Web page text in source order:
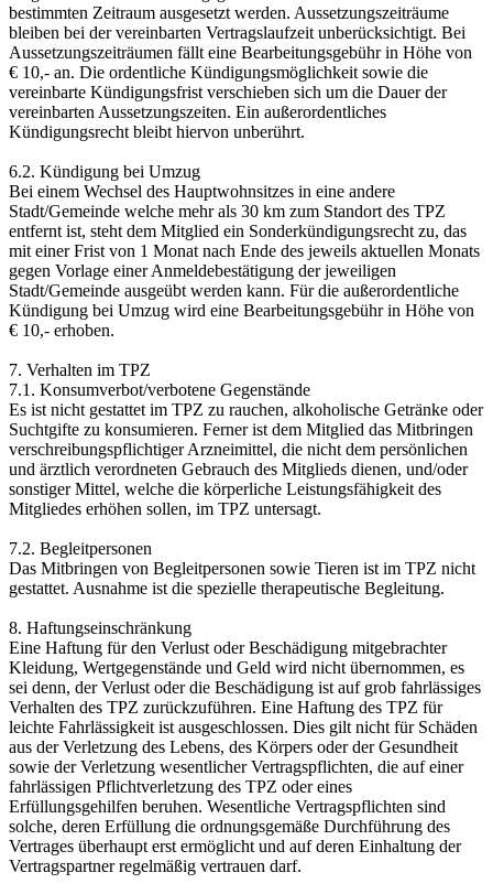
bestimmten Zeitraum ausgesetzt werden. Aussetzungszeiträume
bleiben bei der vereinbarten Vertragslaufzeit unberücksichtigt. Bei
Aussetzungszeiträumen fällt eine Bearbeitungsgebühr in Höhe von
€ 10,- an. Die ordentliche Kündigungsmöglichkeit sowie die
vereinbarte Kündigungsfrist verschieben sich um die Dauer der
vereinbarten Aussetzungszeiten. Ein außerordentliches
Kündigungsrecht bleibt hiervon unberührt.
6.2. Kündigung bei Umzug
Bei einem Wechsel des Hauptwohnsitzes in eine andere
Stadt/Gemeinde welche mehr als 30 km zum Standort des TPZ
entfernt ist, steht dem Mitglied ein Sonderkündigungsrecht zu, das
mit einer Frist von 1 Monat nach Ende des jeweils aktuellen Monats
gegen Vorlage einer Anmeldebestätigung der jeweiligen
Stadt/Gemeinde ausgeübt werden kann. Für die außerordentliche
Kündigung bei Umzug wird eine Bearbeitungsgebühr in Höhe von
€ 10,- erhoben.
7. Verhalten im TPZ
7.1. Konsumverbot/verbotene Gegenstände
Es ist nicht gestattet im TPZ zu rauchen, alkoholische Getränke oder
Suchtgifte zu konsumieren. Ferner ist dem Mitglied das Mitbringen
verschreibungspflichtiger Arzneimittel, die nicht dem persönlichen
und ärztlich verordneten Gebrauch des Mitglieds dienen, und/oder
sonstiger Mittel, welche die körperliche Leistungsfähigkeit des
Mitgliedes erhöhen sollen, im TPZ untersagt.
7.2. Begleitpersonen
Das Mitbringen von Begleitpersonen sowie Tieren ist im TPZ nicht
gestattet. Ausnahme ist die spezielle therapeutische Begleitung.
8. Haftungseinschränkung
Eine Haftung für den Verlust oder Beschädigung mitgebrachter
Kleidung, Wertgegenstände und Geld wird nicht übernommen, es
sei denn, der Verlust oder die Beschädigung ist auf grob fahrlässiges
Verhalten des TPZ zurückzuführen. Eine Haftung des TPZ für
leichte Fahrlässigkeit ist ausgeschlossen. Dies gilt nicht für Schäden
aus der Verletzung des Lebens, des Körpers oder der Gesundheit
sowie der Verletzung wesentlicher Vertragspflichten, die auf einer
fahrlässigen Pflichtverletzung des TPZ oder eines
Erfüllungsgehilfen beruhen. Wesentliche Vertragspflichten sind
solche, deren Erfüllung die ordnungsgemäße Durchführung des
Vertrages überhaupt erst ermöglicht und auf deren Einhaltung der
Vertragspartner regelmäßig vertrauen darf.